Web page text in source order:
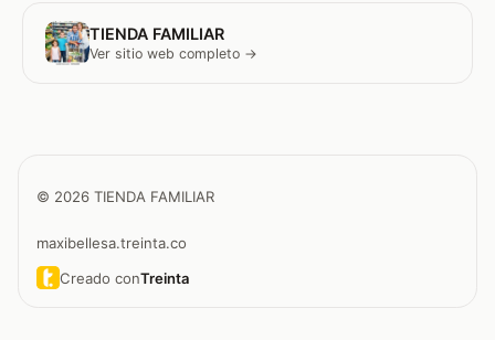
TIENDA FAMILIAR
Ver sitio web completo →
© 2026 TIENDA FAMILIAR
maxibellesa.treinta.co
Creado conTreinta